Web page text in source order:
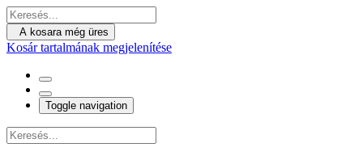
A kosara még üres
Kosár tartalmának megjelenítése
Toggle navigation